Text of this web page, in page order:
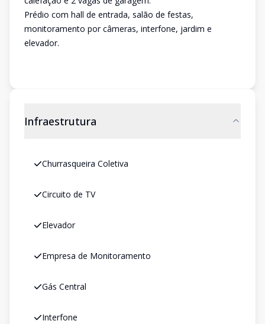
Prédio com hall de entrada, salão de festas,
monitoramento por câmeras, interfone, jardim e
elevador.
Infraestrutura
Churrasqueira Coletiva
Circuito de TV
Elevador
Empresa de Monitoramento
Gás Central
Interfone